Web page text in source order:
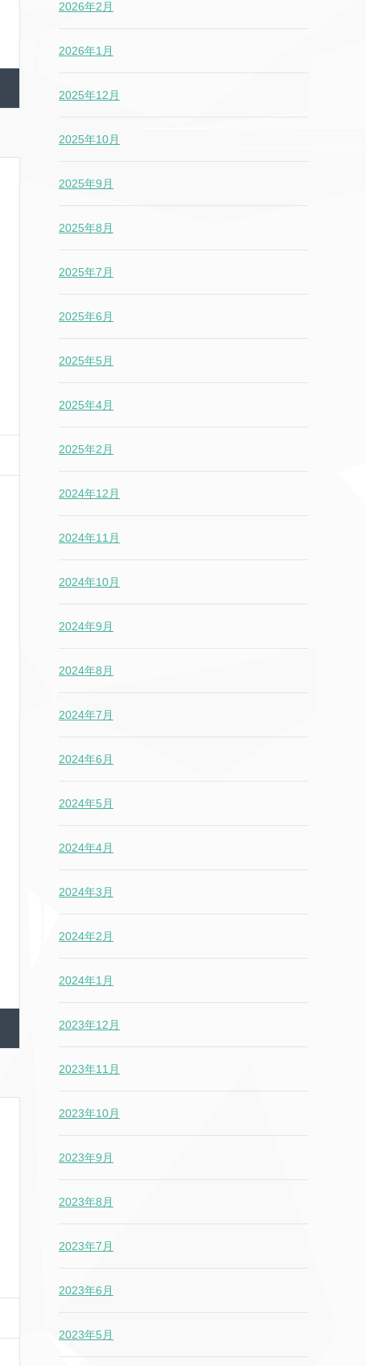
2026年2月
2026年1月
2025年12月
2025年10月
2025年9月
2025年8月
2025年7月
2025年6月
2025年5月
2025年4月
2025年2月
2024年12月
2024年11月
2024年10月
2024年9月
2024年8月
2024年7月
2024年6月
2024年5月
2024年4月
2024年3月
2024年2月
2024年1月
2023年12月
2023年11月
2023年10月
2023年9月
2023年8月
2023年7月
2023年6月
2023年5月